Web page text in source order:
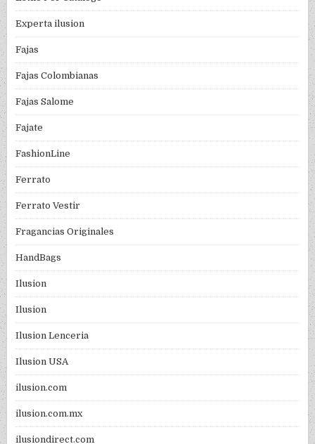
Experta ilusion
Fajas
Fajas Colombianas
Fajas Salome
Fajate
FashionLine
Ferrato
Ferrato Vestir
Fragancias Originales
HandBags
Ilusion
Ilusion
Ilusion Lenceria
Ilusion USA
ilusion.com
ilusion.com.mx
ilusiondirect.com